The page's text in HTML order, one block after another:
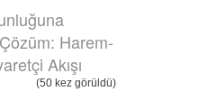
Harem-
Akışı
(50 kez görüldü)